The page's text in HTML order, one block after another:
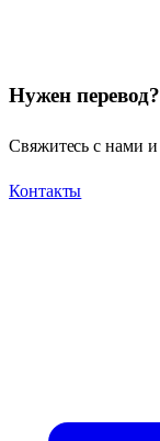
Нужен перевод?
Свяжитесь с нами
Контакты